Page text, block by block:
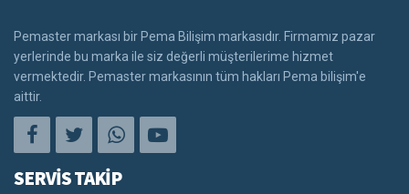
Pemaster markası bir Pema Bilişim markasıdır. Firmamız pazar
yerlerinde bu marka ile siz değerli müşterilerime hizmet
vermektedir. Pemaster markasının tüm hakları Pema bilişim'e
aittir.
SERVİS TAKİP